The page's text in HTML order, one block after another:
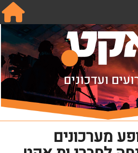
ועדכונים
מערכונים